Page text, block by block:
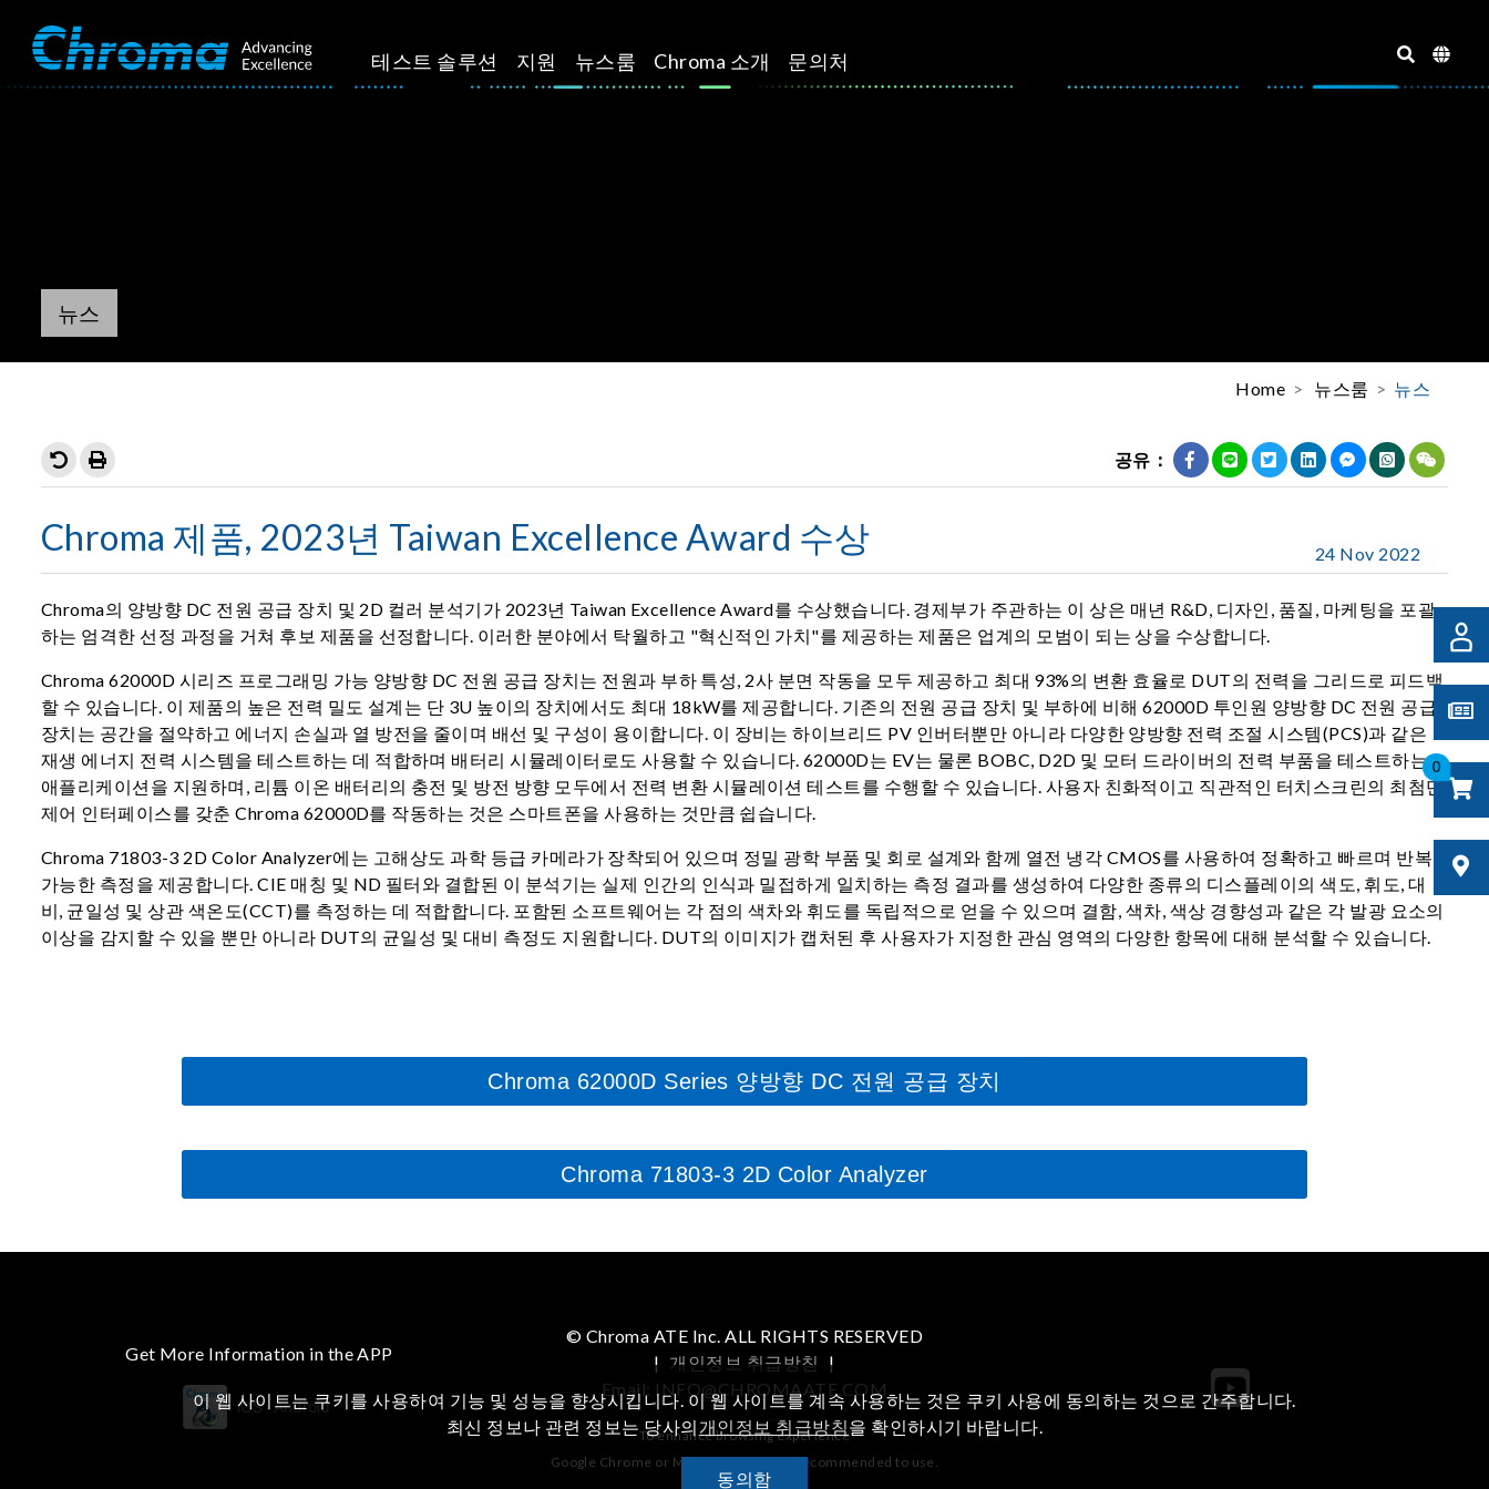
테스트 솔루션 지원 뉴스룸 Chroma 소개 문의처
0
뉴스
Home 뉴스룸 뉴스
공유：
Chroma 제품, 2023년 Taiwan Excellence Award 수상 24 Nov 2022
Chroma의 양방향 DC 전원 공급 장치 및 2D 컬러 분석기가 2023년 Taiwan Excellence Award를 수상했습니다. 경제부가 주관하는 이 상은 매년 R&D, 디자인, 품질, 마케팅을 포괄
하는 엄격한 선정 과정을 거쳐 후보 제품을 선정합니다. 이러한 분야에서 탁월하고 "혁신적인 가치"를 제공하는 제품은 업계의 모범이 되는 상을 수상합니다.
Chroma 62000D 시리즈 프로그래밍 가능 양방향 DC 전원 공급 장치는 전원과 부하 특성, 2사 분면 작동을 모두 제공하고 최대 93%의 변환 효율로 DUT의 전력을 그리드로 피드백
할 수 있습니다. 이 제품의 높은 전력 밀도 설계는 단 3U 높이의 장치에서도 최대 18kW를 제공합니다. 기존의 전원 공급 장치 및 부하에 비해 62000D 투인원 양방향 DC 전원 공급
장치는 공간을 절약하고 에너지 손실과 열 방전을 줄이며 배선 및 구성이 용이합니다. 이 장비는 하이브리드 PV 인버터뿐만 아니라 다양한 양방향 전력 조절 시스템(PCS)과 같은
재생 에너지 전력 시스템을 테스트하는 데 적합하며 배터리 시뮬레이터로도 사용할 수 있습니다. 62000D는 EV는 물론 BOBC, D2D 및 모터 드라이버의 전력 부품을 테스트하는
애플리케이션을 지원하며, 리튬 이온 배터리의 충전 및 방전 방향 모두에서 전력 변환 시뮬레이션 테스트를 수행할 수 있습니다. 사용자 친화적이고 직관적인 터치스크린의 최첨단
제어 인터페이스를 갖춘 Chroma 62000D를 작동하는 것은 스마트폰을 사용하는 것만큼 쉽습니다.
Chroma 71803-3 2D Color Analyzer에는 고해상도 과학 등급 카메라가 장착되어 있으며 정밀 광학 부품 및 회로 설계와 함께 열전 냉각 CMOS를 사용하여 정확하고 빠르며 반복
가능한 측정을 제공합니다. CIE 매칭 및 ND 필터와 결합된 이 분석기는 실제 인간의 인식과 밀접하게 일치하는 측정 결과를 생성하여 다양한 종류의 디스플레이의 색도, 휘도, 대
비, 균일성 및 상관 색온도(CCT)를 측정하는 데 적합합니다. 포함된 소프트웨어는 각 점의 색차와 휘도를 독립적으로 얻을 수 있으며 결함, 색차, 색상 경향성과 같은 각 발광 요소의
이상을 감지할 수 있을 뿐만 아니라 DUT의 균일성 및 대비 측정도 지원합니다. DUT의 이미지가 캡처된 후 사용자가 지정한 관심 영역의 다양한 항목에 대해 분석할 수 있습니다.
Chroma 62000D Series 양방향 DC 전원 공급 장치
Chroma 71803-3 2D Color Analyzer
Get More Information in the APP
iOS Android
© Chroma ATE Inc. ALL RIGHTS RESERVED
| 개인정보 취급방침
|
Email: INFO@CHROMAATE.COM
To enhance browsing experience
Google Chrome or Mozilla Firefox are recommended to use.
이 웹 사이트는 쿠키를 사용하여 기능 및 성능을 향상시킵니다. 이 웹 사이트를 계속 사용하는 것은 쿠키 사용에 동의하는 것으로 간주합니다.
최신 정보나 관련 정보는 당사의 개인정보 취급방침을 확인하시기 바랍니다.
동의함